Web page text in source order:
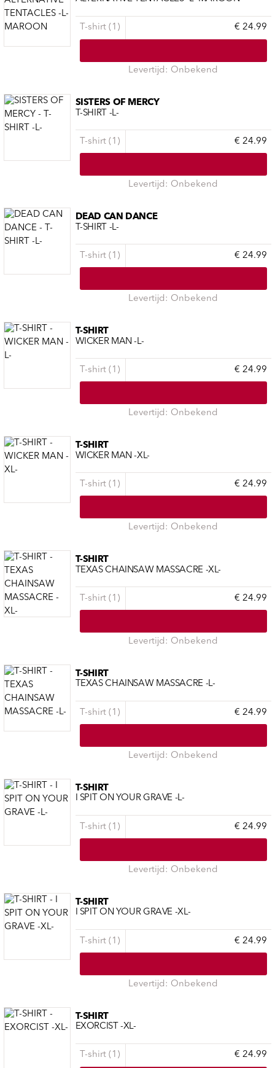
T-shirt (1) € 24.99
Levertijd: Onbekend
SISTERS OF MERCY
T-SHIRT -L-
T-shirt (1) € 24.99
Levertijd: Onbekend
DEAD CAN DANCE
T-SHIRT -L-
T-shirt (1) € 24.99
Levertijd: Onbekend
T-SHIRT
WICKER MAN -L-
T-shirt (1) € 24.99
Levertijd: Onbekend
T-SHIRT
WICKER MAN -XL-
T-shirt (1) € 24.99
Levertijd: Onbekend
T-SHIRT
TEXAS CHAINSAW MASSACRE -XL-
T-shirt (1) € 24.99
Levertijd: Onbekend
T-SHIRT
TEXAS CHAINSAW MASSACRE -L-
T-shirt (1) € 24.99
Levertijd: Onbekend
T-SHIRT
I SPIT ON YOUR GRAVE -L-
T-shirt (1) € 24.99
Levertijd: Onbekend
T-SHIRT
I SPIT ON YOUR GRAVE -XL-
T-shirt (1) € 24.99
Levertijd: Onbekend
T-SHIRT
EXORCIST -XL-
T-shirt (1) € 24.99